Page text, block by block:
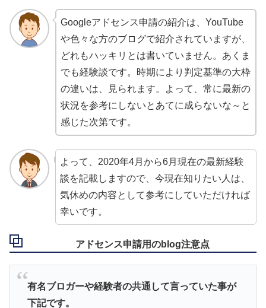
Googleアドセンス申請の紹介は、YouTube
や色々な方のブログで紹介されていますが、
どれもハッキリとは書いていません。あくま
でも経験談です。時期により判定基準の大枠
の違いは、見られます。よって、常に最新の
状況を参考にしないとあてに成らないな～と
感じた次第です。
よって、2020年4月から6月現在の最新経験
談を記載しますので、今現在知りたい人は、
気休めの内容として参考にしていただければ
幸いです。
アドセンス申請用のblog注意点
有名ブロガーや経験者の共通して言っていた事が
下記です。